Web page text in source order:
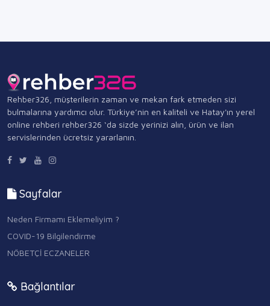
Rehber326, müşterilerin zaman ve mekan fark etmeden sizi
bulmalarına yardımcı olur. Türkiye’nin en kaliteli ve Hatay'ın yerel
online rehberi rehber326 ‘da sizde yerinizi alın, ürün ve ilan
servislerinden ücretsiz yararlanın.
Sayfalar
Neden Firmamı Eklemeliyim ?
COVID-19 Bilgilendirme
NÖBETÇİ ECZANELER
Bağlantılar